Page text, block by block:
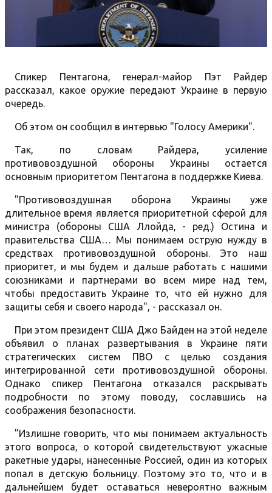
Спикер Пентагона, генерал-майор Пэт Райдер
рассказал, какое оружие передают Украине в первую
очередь.
Об этом он сообщил в интервью "Голосу Америки".
Так, по словам Райдера, усиление
противовоздушной обороны Украины остается
основным приоритетом Пентагона в поддержке Киева.
"Противовоздушная оборона Украины уже
длительное время является приоритетной сферой для
министра (обороны США Ллойда, - ред.) Остина и
правительства США… Мы понимаем острую нужду в
средствах противовоздушной обороны. Это наш
приоритет, и мы будем и дальше работать с нашими
союзниками и партнерами во всем мире над тем,
чтобы предоставить Украине то, что ей нужно для
защиты себя и своего народа", - рассказал он.
При этом президент США Джо Байден на этой неделе
объявил о планах развертывания в Украине пяти
стратегических систем ПВО с целью создания
интегрированной сети противовоздушной обороны.
Однако спикер Пентагона отказался раскрывать
подробности по этому поводу, сославшись на
соображения безопасности.
"Излишне говорить, что мы понимаем актуальность
этого вопроса, о которой свидетельствуют ужасные
ракетные удары, нанесенные Россией, один из которых
попал в детскую больницу. Поэтому это то, что и в
дальнейшем будет оставаться невероятно важным